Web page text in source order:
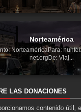
Norteamérica
NorteaméricaPara:
net.orgDe: Viaj...
LAS DONACIONES
contenido útil,